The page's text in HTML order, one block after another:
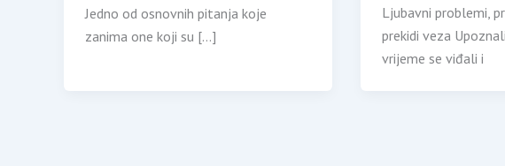
Jedno od osnovnih pitanja koje
zanima one koji su […]
Ljubavni problemi,
prekidi veza
vrijeme se viđali i